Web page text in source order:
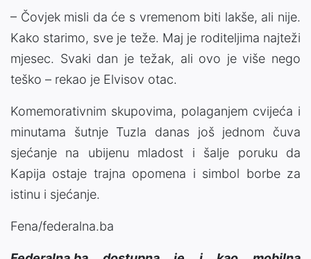
– Čovjek misli da će s vremenom biti lakše, ali nije.
Kako starimo, sve je teže. Maj je roditeljima najteži
mjesec. Svaki dan je težak, ali ovo je više nego
teško – rekao je Elvisov otac.
Komemorativnim skupovima, polaganjem cvijeća i
minutama šutnje Tuzla danas još jednom čuva
sjećanje na ubijenu mladost i šalje poruku da
Kapija ostaje trajna opomena i simbol borbe za
istinu i sjećanje.
Fena/federalna.ba